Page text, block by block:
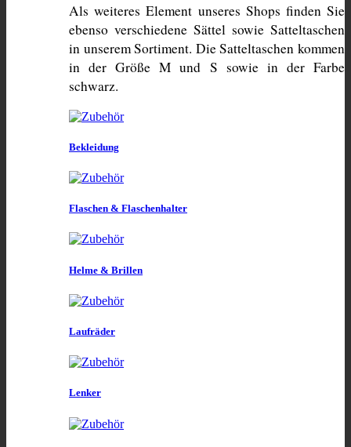
Als weiteres Element unseres Shops finden Sie
ebenso verschiedene Sättel sowie Satteltaschen
in unserem Sortiment. Die Satteltaschen kommen
in der Größe M und S sowie in der Farbe
schwarz.
Bekleidung
Flaschen & Flaschenhalter
Helme & Brillen
Laufräder
Lenker